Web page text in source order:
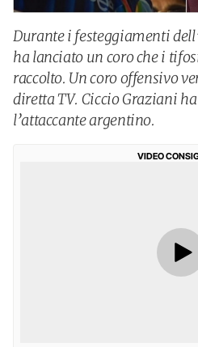
Durante i festeggiamenti
ha lanciato un coro che i
raccolto. Un coro offensivo
diretta TV. Ciccio Graziani
l’attaccante argentino.
VIDEO